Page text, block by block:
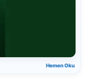
Hemen Oku